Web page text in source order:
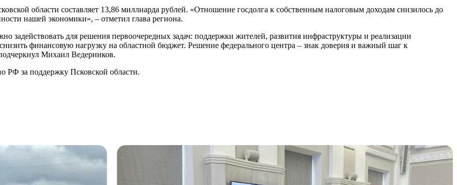
области составляет 13,86 миллиарда рублей. «Отношение госдолга к собственным налоговым доходам снизилось до
нашей экономики», – отметил глава региона.
задействовать для решения первоочередных задач: поддержки жителей, развития инфраструктуры и реализации
финансовую нагрузку на областной бюджет. Решение федерального центра – знак доверия и важный шаг к
Михаил Ведерников.
РФ за поддержку Псковской области.